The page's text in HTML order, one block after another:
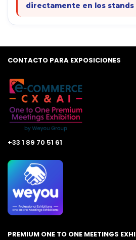
directamente en los stands
CONTACTO PARA EXPOSICIONES
+33 1 89 70 51 61
PREMIUM ONE TO ONE MEETINGS